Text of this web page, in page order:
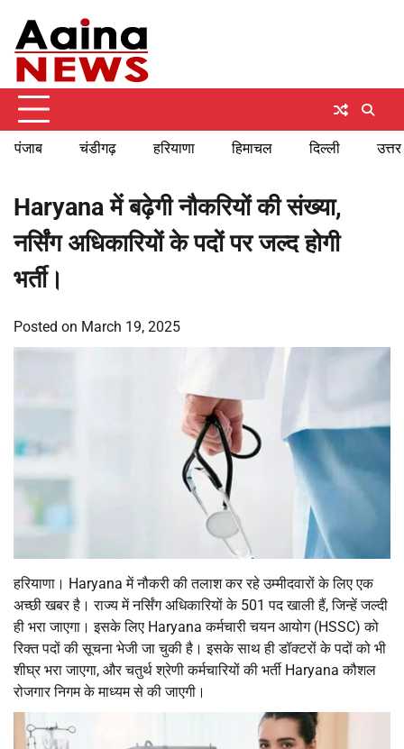
content
पंजाब चंडीगढ़ हरियाणा हिमाचल दिल्ली
Haryana में बढ़ेगी नौकरियों की संख्या,
नर्सिंग अधिकारियों के पदों पर जल्द होगी
भर्ती।
Posted on March 19, 2025
हरियाणा। Haryana में नौकरी की तलाश कर रहे उम्मीदवारों के लिए एक
अच्छी खबर है। राज्य में नर्सिंग अधिकारियों के 501 पद खाली हैं, जिन्हें जल्दी
ही भरा जाएगा। इसके लिए Haryana कर्मचारी चयन आयोग (HSSC) को
रिक्त पदों की सूचना भेजी जा चुकी है। इसके साथ ही डॉक्टरों के पदों को भी
शीघ्र भरा जाएगा, और चतुर्थ श्रेणी कर्मचारियों की भर्ती Haryana कौशल
रोजगार निगम के माध्यम से की जाएगी।